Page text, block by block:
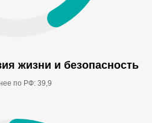
жизни и безопасность
по РФ: 39,9